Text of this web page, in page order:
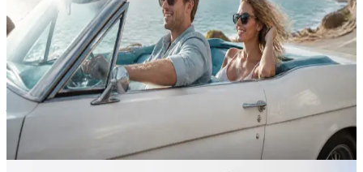
通过 Veo、Veo Fast、Seedance、Kling、Runway 与
Happyhorse 渲染高质量视频片段。Veo 系列输出最高
1080p,带原生音频与参考图条件;Seedance 产出可由文字驱
动机位的电影级 1080p;Kling 擅长长动作镜头;Runway 在分
镜之间保持视觉一致;Happyhorse 覆盖图生视频与角色一致
性——全部通过一个 reAPI 端点直达。
打开视频工作室